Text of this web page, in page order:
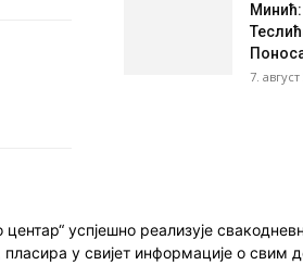
7. август
успјешно реализује
пласира у свијет информације о